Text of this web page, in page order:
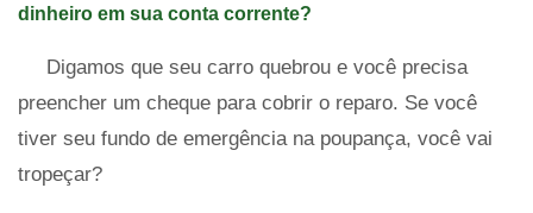
dinheiro em sua conta corrente?
Digamos que seu carro quebrou e você precisa
preencher um cheque para cobrir o reparo. Se você
tiver seu fundo de emergência na poupança, você vai
tropeçar?